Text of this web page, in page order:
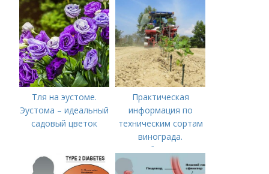
Тля на эустоме.
Эустома – идеальный
садовый цветок
Практическая
информация по
техническим сортам
винограда.
Особенности
технических сортов